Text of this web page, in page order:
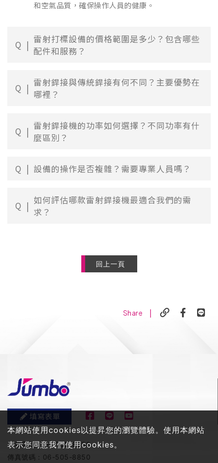
和空氣品質，確保操作人員的健康。
Q
雷射打標設備的價格範圍是多少？包含哪些
配件和服務？
Q
雷射銲接與傳統銲接有何不同？主要優勢在
哪裡？
Q
雷射銲接機的功率如何選擇？不同功率有什
麼區別？
Q 設備的操作是否複雜？需要專業人員嗎？
Q
如何評估哪款雷射銲接機最適合我們的需
求？
回上一頁
Share |
填寫表單
服務電話：06-505-8858
傳真號碼： 06-505-8850
本網站使用cookies以提昇您的瀏覽體驗。使用本網站
表示您同意我們使用cookies。